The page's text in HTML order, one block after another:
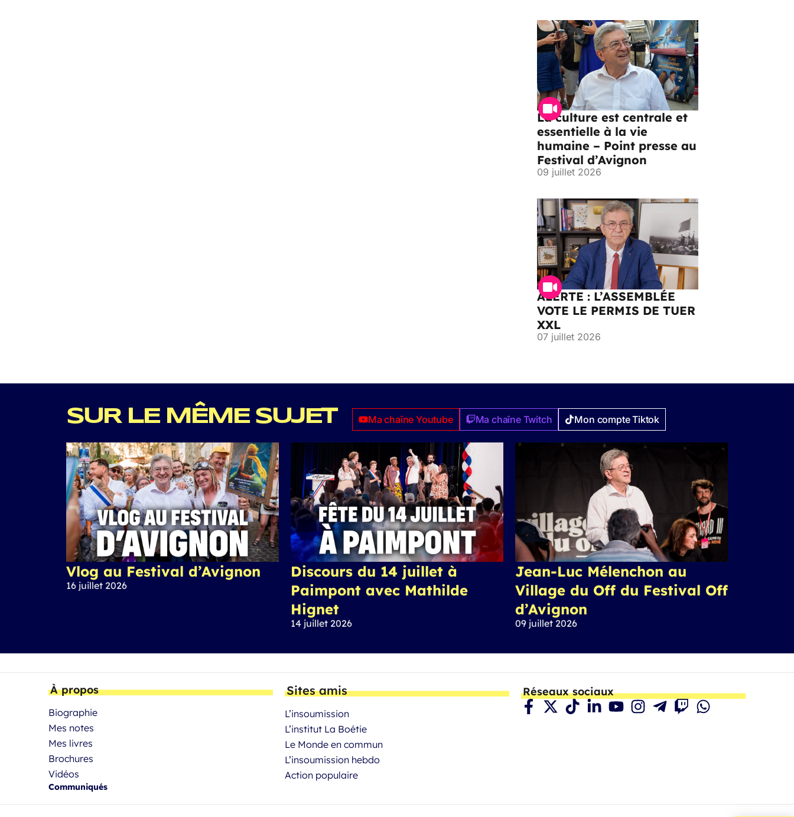
La culture est centrale et
essentielle à la vie
humaine – Point presse au
Festival d’Avignon
09 juillet 2026
ALERTE : L’ASSEMBLÉE
VOTE LE PERMIS DE TUER
XXL
07 juillet 2026
SUR LE MÊME SUJET Ma chaîne Youtube Ma chaîne Twitch Mon compte Tiktok
Vlog au Festival d’Avignon
16 juillet 2026
Discours du 14 juillet à
Paimpont avec Mathilde
Hignet
14 juillet 2026
Jean-Luc Mélenchon au
Village du Off du Festival Off
d’Avignon
09 juillet 2026
À propos
Biographie
Mes notes
Mes livres
Brochures
Vidéos
Communiqués
Sites amis
L’insoumission
L’institut La Boétie
Le Monde en commun
L’insoumission hebdo
Action populaire
Réseaux sociaux